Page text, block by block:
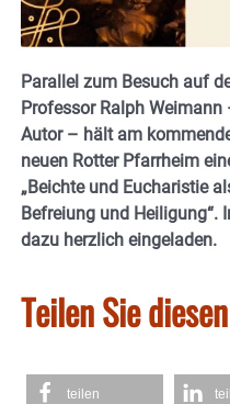
Parallel zum Besuch auf
Professor Ralph Weimann
Autor – hält am
neuen Rotter Pfarrheim
„Beichte und Eucharistie
Befreiung und Heiligung“.
dazu herzlich eingeladen.
Teilen Sie
teilen